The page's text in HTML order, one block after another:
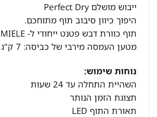
ייבוש מושלם Perfect Dry
היפוך כיוון סיבוב תוף מתוחכם.
תוף כוורת דבש פטנט ייחודי ל- MIELE
מטען העמסה מירבי של כביסה: 7 ק"ג
נוחות שימוש:
השהיית התחלה עד 24 שעות
תצוגת הזמן הנותר
תאורת התוף LED